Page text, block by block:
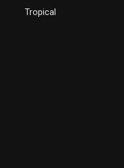
Tropical